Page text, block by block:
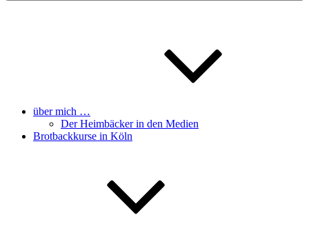
über mich …
Der Heimbäcker in den Medien
Brotbackkurse in Köln